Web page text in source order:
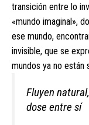
transición entre lo
«mundo imaginal»,
ese mundo,
invisible, que se
mundos ya no están
Fluyen
dose entre sí